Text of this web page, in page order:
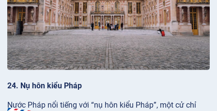
24. Nụ hôn kiểu Pháp
Nước Pháp nổi tiếng với “nụ hôn kiểu Pháp”, một cử chỉ